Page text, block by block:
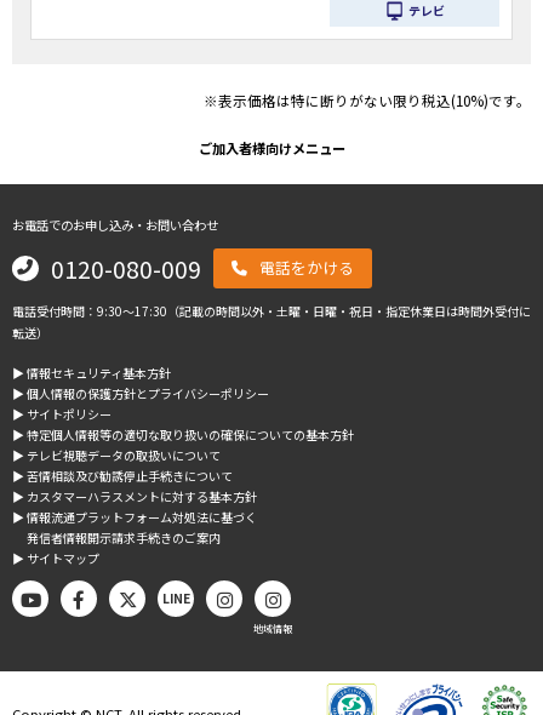
テレビ
※表示価格は特に断りがない限り税込(10%)です。
ご加入者様向けメニュー
お電話でのお申し込み・お問い合わせ
0120-080-009 電話をかける
電話受付時間：9:30～17:30（記載の時間以外・土曜・日曜・祝日・指定休業日は時間外受付に
転送）
▶︎ 情報セキュリティ基本方針
▶︎ 個人情報の保護方針とプライバシーポリシー
▶︎ サイトポリシー
▶︎ 特定個人情報等の適切な取り扱いの確保についての基本方針
▶︎ テレビ視聴データの取扱いについて
▶︎ 苦情相談及び勧誘停止手続きについて
▶︎ カスタマーハラスメントに対する基本方針
▶︎ 情報流通プラットフォーム対処法に基づく
発信者情報開示請求手続きのご案内
▶︎ サイトマップ
LINE
地域情報